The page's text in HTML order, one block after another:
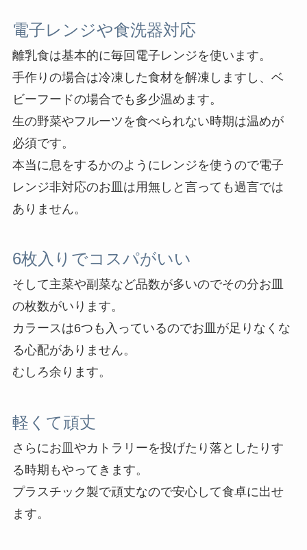
電子レンジや食洗器対応
離乳食は基本的に毎回電子レンジを使います。
手作りの場合は冷凍した食材を解凍しますし、ベ
ビーフードの場合でも多少温めます。
生の野菜やフルーツを食べられない時期は温めが
必須です。
本当に息をするかのようにレンジを使うので電子
レンジ非対応のお皿は用無しと言っても過言では
ありません。
6枚入りでコスパがいい
そして主菜や副菜など品数が多いのでその分お皿
の枚数がいります。
カラースは6つも入っているのでお皿が足りなくな
る心配がありません。
むしろ余ります。
軽くて頑丈
さらにお皿やカトラリーを投げたり落としたりす
る時期もやってきます。
プラスチック製で頑丈なので安心して食卓に出せ
ます。